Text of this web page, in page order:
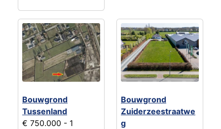
Bouwgrond
Tussenland
€ 750.000 - 1
Bouwgrond
Zuiderzeestraatwe
g